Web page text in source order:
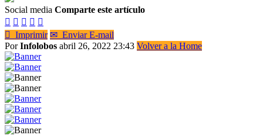
Social media Comparte este artículo
    
 Imprimir ✉ Enviar E-mail
PorInfolobos abril 26, 2022 23:43 Volver a la Home